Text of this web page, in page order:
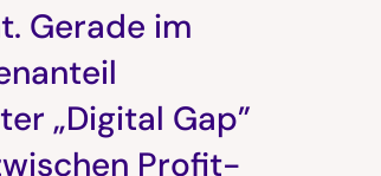
Gerade im
„Digital Gap”
Profit-